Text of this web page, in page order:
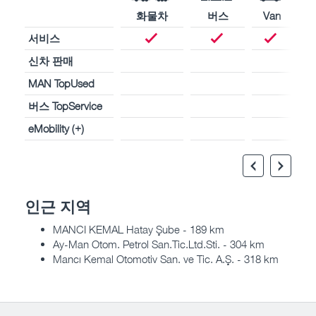
화물차 버스
Van
서비스
신차 판매
MAN TopUsed
버스 TopService
eMobility (+)
인근 지역
MANCI KEMAL Hatay Şube - 189 km
Ay-Man Otom. Petrol San.Tic.Ltd.Sti. - 304 km
Mancı Kemal Otomotiv San. ve Tic. A.Ş. - 318 km